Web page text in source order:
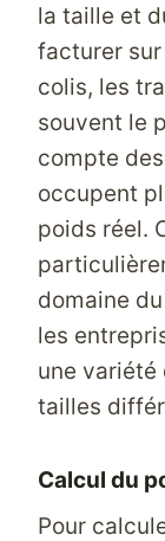
la taille et
facturer sur
colis, les
souvent le
compte
occupent
poids réel.
domaine
les
une variété
tailles
Calcul du
Pour